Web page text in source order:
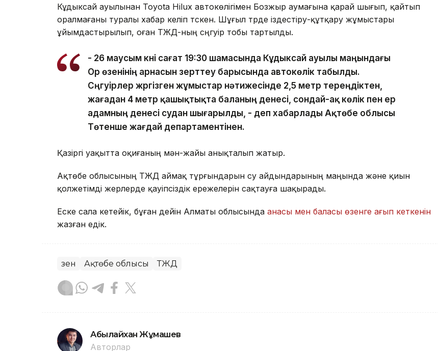
Кұдыксай ауылынан Toyota Hilux автокөлігімен Бозжыр аумағына қарай шығып, қайтып
оралмағаны туралы хабар келіп түскен. Шұғыл түрде іздестіру-құтқару жұмыстары
ұйымдастырылып, оған ТЖД-ның сүңгуір тобы тартылды.
- 26 маусым күні сағат 19:30 шамасында Кұдыксай ауылы маңындағы
Ор өзенінің арнасын зерттеу барысында автокөлік табылды.
Сүңгуірлер жүргізген жұмыстар нәтижесінде 2,5 метр тереңдіктен,
жағадан 4 метр қашықтықта баланың денесі, сондай-ақ көлік пен ер
адамның денесі судан шығарылды, - деп хабарлады Ақтөбе облысы
Төтенше жағдай департаментінен.
Қазіргі уақытта оқиғаның мән-жайы анықталып жатыр.
Ақтөбе облысының ТЖД аймақ тұрғындарын су айдындарының маңында және қиын
қолжетімді жерлерде қауіпсіздік ережелерін сақтауға шақырады.
Еске сала кетейік, бұған дейін Алматы облысында анасы мен баласы өзенге ағып кеткенін
жазған едік.
Өзен Ақтөбе облысы ТЖД
Абылайхан Жұмашев
Авторлар